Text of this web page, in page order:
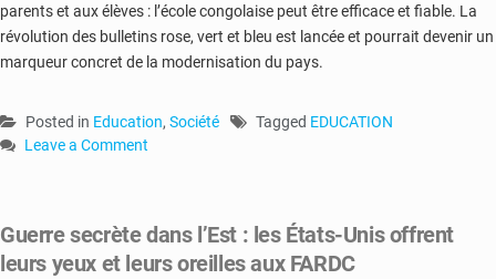
parents et aux élèves : l’école congolaise peut être efficace et fiable. La
révolution des bulletins rose, vert et bleu est lancée et pourrait devenir un
marqueur concret de la modernisation du pays.
Posted in Education, Société Tagged EDUCATION
Leave a Comment
verte
et
Guerre secrète dans l’Est : les États-Unis offrent
leurs yeux et leurs oreilles aux FARDC